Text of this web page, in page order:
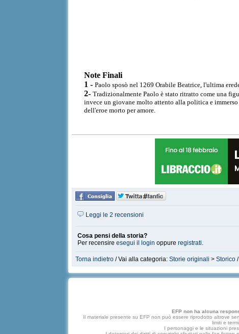
Note Finali
1 -Paolo sposò nel 1269 Orabile Beatrice, l'ultima
2-Tradizionalmente Paolo è stato ritratto come una
invece un giovane molto attento alla politica e
dell'eroe morto per amore.
Leggi le 2 recensioni
Cosa pensi della storia?
Per recensireesegui il login oppureregistrati.
Torna indietro / Vai alla categoria:Storie originali >Storico
EFP non ha alcuna
Il materiale presente su EFP non può essere riprodotto altrove
limiti e
I personaggi e le situazioni